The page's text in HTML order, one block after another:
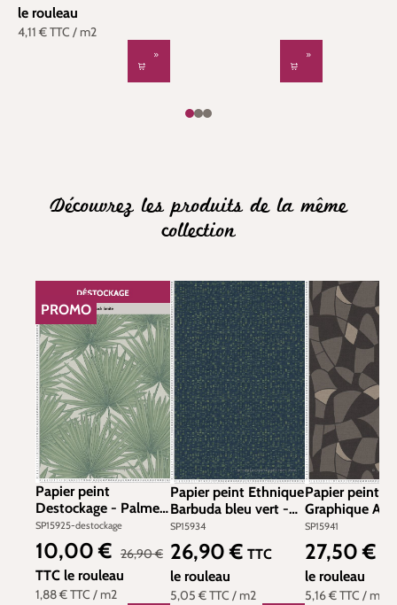
4,11 €TTC / m2
le rouleau
Découvrez les produits de la même
collection
RÉDUCTION
PROMO
Papier peint
Destockage - Palme
Eventail vert -
Antigua d'A.S.
Création
SP15925-destockage
1,88 €TTC / m2
Prix de vente :
10,00 € Prix régulier :
26,90 €
TTC le rouleau
Papier peint Ethnique
Barbuda bleu vert -
Antigua d'A.S.
Création | Réf.
SP15934
SP15934
5,05 €TTC / m2
Prix régulier :
26,90 € TTC
le rouleau
Papier peint
Graphique Art
noir gris -
d'A.S.
SP15941
SP15941
5,16 €TTC / m2
Prix régulier :
27,50 €
le rouleau